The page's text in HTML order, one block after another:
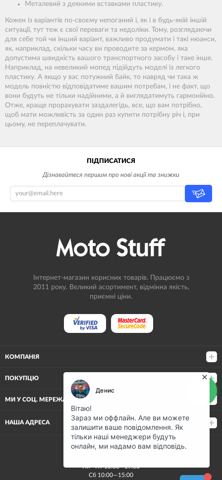
Металевий з деякими вставками пластику.
Кожен із варіантів по-своєму непоганий і, як і в будь-якій іншій
ситуації, тут теж є свої переваги та недоліки. Тому, розглядаючи
для себе той чи інший варіант, важливо продумати і такі нюанси,
як, наприклад, скільки часу ви проводите за кермом, яка
допустима швидкість вашого транспортного засобу і таке інше.
Наприклад, на невеликий мопед підійдуть моделі із легкого
пластику. А якщо у вас потужний байк, то навряд чи така ж
модель повністю відповідатиме вашим потребам, і не факт, що
вони будуть не тільки надійними, а й виглядатимуть гармонійно.
Отже, краще прорахувати заздалегідь, все, що вам потрібно,
щоб мати можливість за один раз купити потрібну річ і, при
цьому, не переплачувати.
ПІДПИСАТИСЯ
Дізнавайтеся першим про нові акції та знижки
Інтернет-магазин корисних товарів. Працюємо з
2011 року. Великий асортимент, відмінна якість,
приємні ціни.
КОМПАНІЯ
ПОКУПЦЮ
МИ У СОЦ. МЕРЕЖАХ
НАША АДРЕСА
(068) 80-500-80
Пн—Пт 10:00—19:00
Сб 10:00—15:00